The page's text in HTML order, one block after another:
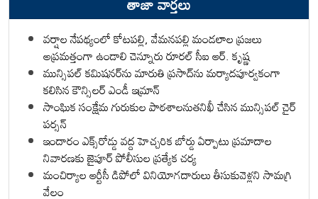
వర్షాల నేపథ్యంలో కోటపల్లి, వేమనపల్లి మండలాల ప్రజలు
అప్రమత్తంగా ఉండాలి చెన్నూరు రూరల్ సీఐ ఆర్. కృష్ణ
మున్సిపల్ కమిషనర్‌ను మారుతి ప్రసాద్‌ను మర్యాదపూర్వకంగా
కలిసిన కౌన్సిలర్ ఎండీ ఇమ్రాన్ ​
సాంఘిక సంక్షేమ గురుకుల పాఠశాలనుతనిఖీ చేసిన మున్సిపల్ చైర్
పర్సన్
ఇందారం ఎక్స్‌రోడ్డు వద్ద హెచ్చరిక బోర్డు ఏర్పాటు ప్రమాదాల
నివారణకు జైపూర్ పోలీసుల ప్రత్యేక చర్య
మంచిర్యాల ఆర్టీసీ డిపోలో వినియోగదారులు తీసుకువెళ్లని సామగ్రి
వేలం